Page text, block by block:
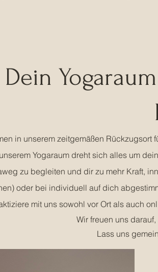
Dein
in unserem zeitgemäßen Rückzugsort
Yogaraum dreht sich alles um
zu begleiten und dir zu mehr Kraft,
oder bei individuell auf dich
mit uns sowohl vor Ort als auch
Wir freuen uns
Lass uns